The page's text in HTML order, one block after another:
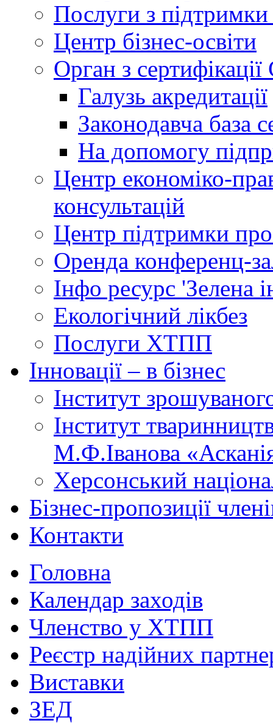
Послуги з підтримки
Центр бізнес-освіти
Орган з
Галузь акредитації
Законодавча база
На допомогу
Центр економіко-
консультацій
Центр підтримки
Оренда конференц-
Інфо ресурс 'Зелена
Екологічний лікбез
Послуги ХТПП
Інновації – в бізнес
Інститут
Інститут
М.Ф.Іванова
Херсонський
Бізнес-пропозиції
Контакти
Головна
Календар заходів
Членство у ХТПП
Реєстр надійних
Виставки
ЗЕД